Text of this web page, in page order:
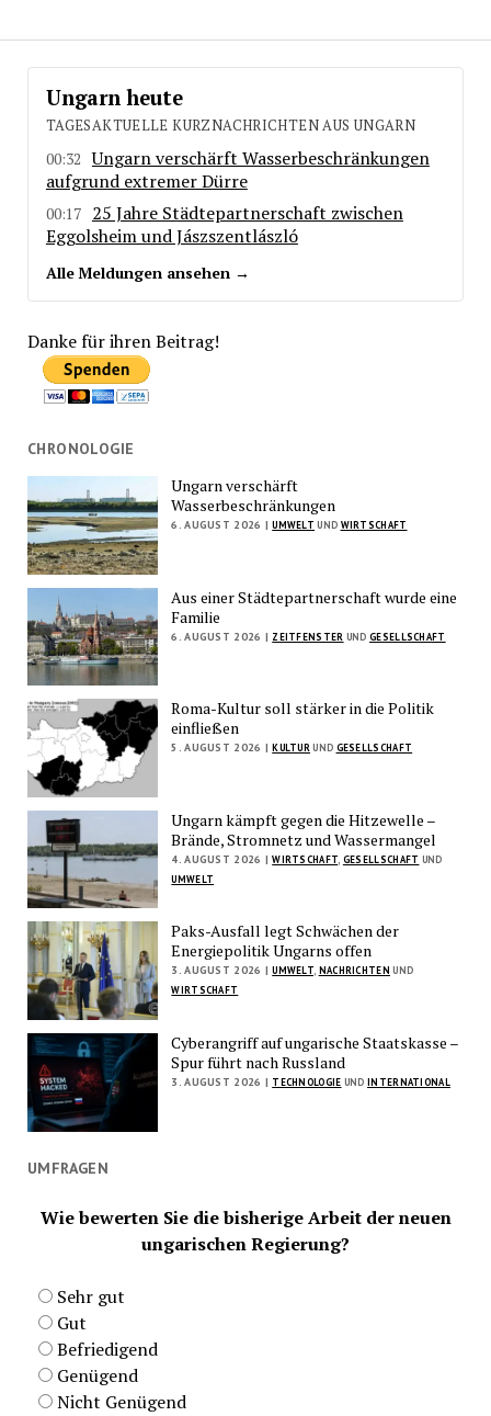
Ungarn heute
TAGESAKTUELLE KURZNACHRICHTEN AUS UNGARN
00:32
Ungarn verschärft Wasserbeschränkungen
aufgrund extremer Dürre
00:17
25 Jahre Städtepartnerschaft zwischen
Eggolsheim und Jászszentlászló
Alle Meldungen ansehen →
Danke für ihren Beitrag!
CHRONOLOGIE
Ungarn verschärft
Wasserbeschränkungen
6. AUGUST 2026 | UMWELT UND WIRTSCHAFT
Aus einer Städtepartnerschaft wurde eine
Familie
6. AUGUST 2026 | ZEITFENSTER UNDGESELLSCHAFT
Roma-Kultur soll stärker in die Politik
einfließen
5. AUGUST 2026 | KULTURUND GESELLSCHAFT
Ungarn kämpft gegen die Hitzewelle –
Brände, Stromnetz und Wassermangel
4. AUGUST 2026 | WIRTSCHAFT GESELLSCHAFT UND
UMWELT
Paks-Ausfall legt Schwächen der
Energiepolitik Ungarns offen
3. AUGUST 2026 | UMWELT, NACHRICHTEN UND
WIRTSCHAFT
Cyberangriff auf ungarische Staatskasse –
Spur führt nach Russland
3. AUGUST 2026 | TECHNOLOGIE UNDINTERNATIONAL
UMFRAGEN
Wie bewerten Sie die bisherige Arbeit der neuen
ungarischen Regierung?
Sehr gut
Gut
Befriedigend
Genügend
Nicht Genügend